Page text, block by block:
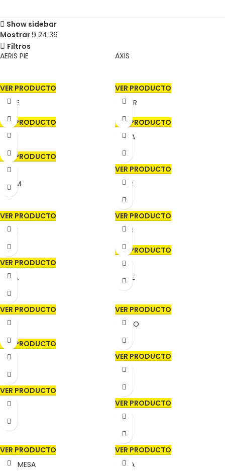
Show sidebar
Mostrar9 24 36
Filtros
AERIS PIE
VER PRODUCTO
AXIS
VER PRODUCTO
FARBE
VER PRODUCTO
HOPER
VER PRODUCTO
HALO
VER PRODUCTO
DONA
VER PRODUCTO
ATOM
VER PRODUCTO
CHAR
VER PRODUCTO
BULLÉ
VER PRODUCTO
CHUB
VER PRODUCTO
DUNA
VER PRODUCTO
FANSE
VER PRODUCTO
FOLD
VER PRODUCTO
FUNGO
VER PRODUCTO
JAR
VER PRODUCTO
KISE
VER PRODUCTO
LIRA
VER PRODUCTO
LIVO
VER PRODUCTO
NOD MESA
NUMA